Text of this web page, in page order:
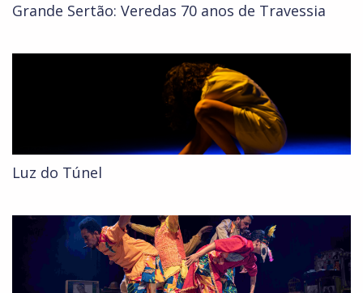
Grande Sertão: Veredas 70 anos de Travessia
Luz do Túnel